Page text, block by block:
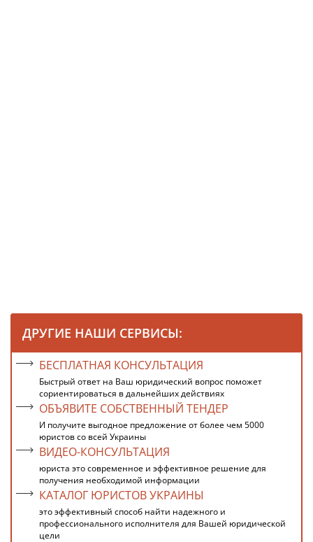
ДРУГИЕ НАШИ СЕРВИСЫ:
БЕСПЛАТНАЯ КОНСУЛЬТАЦИЯ
Быстрый ответ на Ваш юридический вопрос поможет
сориентироваться в дальнейших действиях
ОБЪЯВИТЕ СОБСТВЕННЫЙ ТЕНДЕР
И получите выгодное предложение от более чем 5000
юристов со всей Украины
ВИДЕО-КОНСУЛЬТАЦИЯ
юриста это современное и эффективное решение для
получения необходимой информации
КАТАЛОГ ЮРИСТОВ УКРАИНЫ
это эффективный способ найти надежного и
профессионального исполнителя для Вашей юридической
цели